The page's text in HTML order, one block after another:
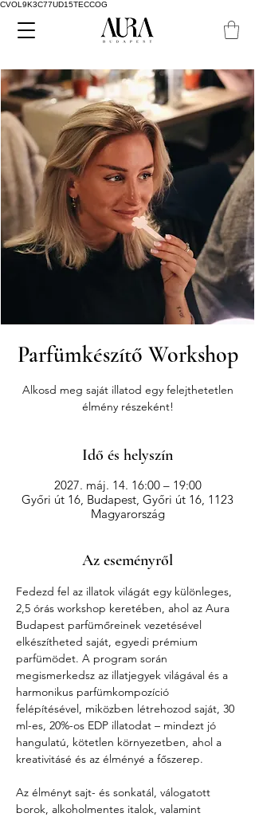
CVOL9K3C77UD15TECCOG
Parfümkészítő Workshop
Alkosd meg saját illatod egy felejthetetlen
élmény részeként!
Idő és helyszín
2027. máj. 14. 16:00 – 19:00
Győri út 16, Budapest, Győri út 16, 1123
Magyarország
Az eseményről
Fedezd fel az illatok világát egy különleges,
2,5 órás workshop keretében, ahol az Aura
Budapest parfümőreinek vezetésével
elkészítheted saját, egyedi prémium
parfümödet. A program során
megismerkedsz az illatjegyek világával és a
harmonikus parfümkompozíció
felépítésével, miközben létrehozod saját, 30
ml-es, 20%-os EDP illatodat – mindezt jó
hangulatú, kötetlen környezetben, ahol a
kreativitásé és az élményé a főszerep.
Az élményt sajt- és sonkatál, válogatott
borok, alkoholmentes italok, valamint